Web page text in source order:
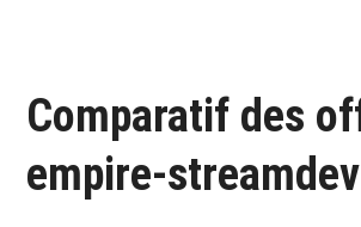
Comparatif des
empire-streamdev